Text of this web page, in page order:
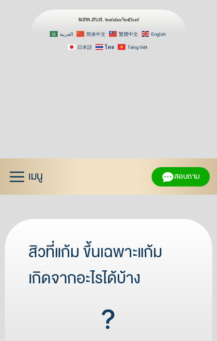
ฆสพ.สบส. ๒๙๘๓/๒๕๖๗
العربية 简体中文 繁體中文 English
日本語 ไทย Tiếng Việt
เมนู สอบถาม
สิวที่แก้ม ขึ้นเฉพาะแก้ม
เกิดจากอะไรได้บ้าง